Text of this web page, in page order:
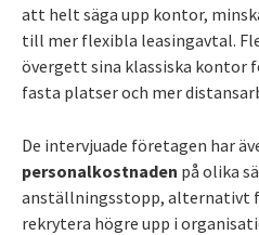
att helt säga upp kontor,
till mer flexibla leasingavtal.
övergett sina klassiska kontor
fasta platser och mer
De intervjuade företagen har
personalkostnaden på olika
anställningsstopp, alternativt
rekrytera högre upp i